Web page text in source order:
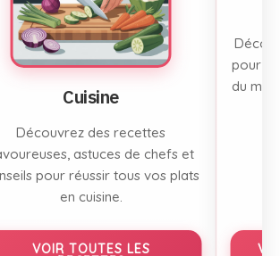
Cuisine
Découvrez des recettes
astuces de chefs et
pour réussir tous vos plats
en cuisine.
VOIR TOUTES LES
pour
du